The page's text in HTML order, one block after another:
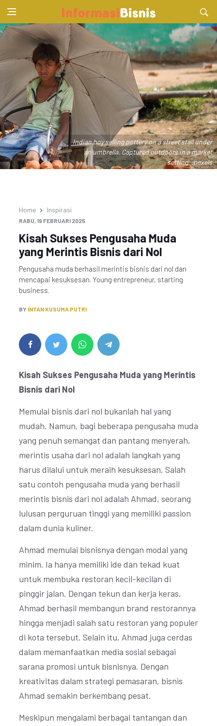
Indian boy selling pottery on a street stall under
an umbrella. Captured outdoors in a market
setting. .pexels
Home Inspirasi
RABU, 19 FEBRUARI 2025
Kisah Sukses Pengusaha Muda
yang Merintis Bisnis dari Nol
Pengusaha muda berhasil merintis bisnis dari nol dan
mencapai kesuksesan. Young entrepreneur, starting
business.
BY INTAN KUSUMA PUTRI
Kisah Sukses Pengusaha Muda yang Merintis
Bisnis dari Nol
Memulai bisnis dari nol bukanlah hal yang
mudah. Namun, bagi beberapa pengusaha muda
yang penuh semangat dan pantang menyerah,
merintis usaha dari nol adalah langkah yang
harus dilalui untuk meraih kesuksesan. Salah
satu contoh pengusaha muda yang berhasil
merintis bisnis dari nol adalah Ahmad, seorang
lulusan perguruan tinggi yang memiliki passion
dalam dunia kuliner.
Ahmad memulai bisnisnya dengan modal yang
minim. Ia hanya memiliki ide dan tekad kuat
untuk membuka restoran kecil-kecilan di
pinggir jalan. Dengan tekun dan kerja keras,
Ahmad berhasil membangun brand restorannya
hingga menjadi salah satu restoran yang populer
di kota tersebut. Selain itu, Ahmad juga cerdas
dalam memanfaatkan media sosial sebagai
sarana promosi untuk bisnisnya. Dengan
kreativitas dalam strategi pemasaran, bisnis
Ahmad semakin berkembang pesat.
Meskipun mengalami berbagai tantangan dan